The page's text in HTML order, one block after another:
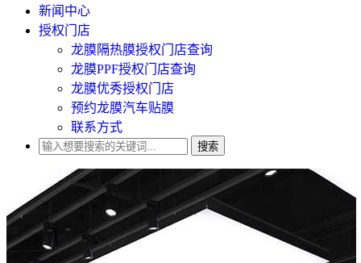
新闻中心
授权门店
龙膜隔热膜授权门店查询
龙膜PPF授权门店查询
龙膜优秀授权门店
预约龙膜汽车贴膜
联系方式
搜索